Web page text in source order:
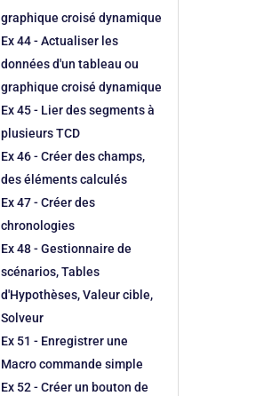
graphique croisé dynamique
Ex 44 - Actualiser les
données d'un tableau ou
graphique croisé dynamique
Ex 45 - Lier des segments à
plusieurs TCD
Ex 46 - Créer des champs,
des éléments calculés
Ex 47 - Créer des
chronologies
Ex 48 - Gestionnaire de
scénarios, Tables
d'Hypothèses, Valeur cible,
Solveur
Ex 51 - Enregistrer une
Macro commande simple
Ex 52 - Créer un bouton de